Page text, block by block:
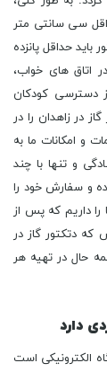
دارد
الکترونیکی است